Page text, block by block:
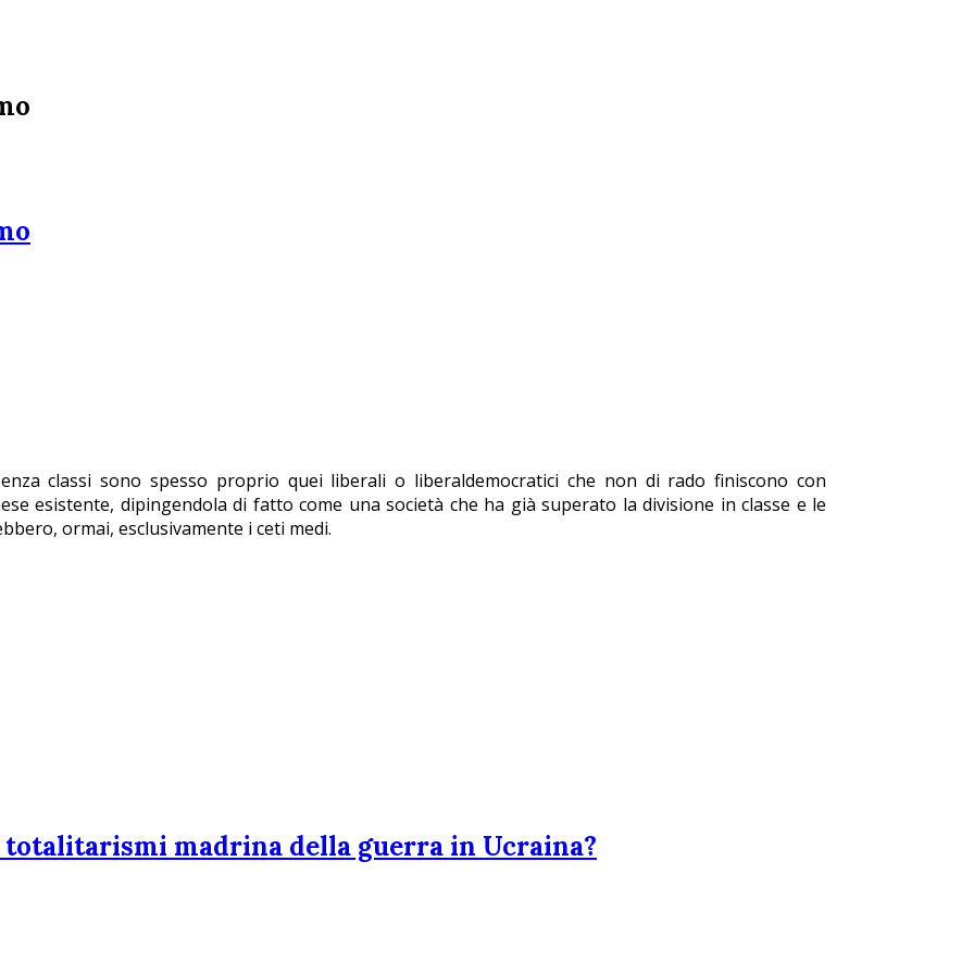
classi sono spesso proprio quei liberali o liberaldemocratici che non di rado finiscono con
esistente, dipingendola di fatto come una società che ha già superato la divisione in classe e le
ormai, esclusivamente i ceti medi.
totalitarismi madrina della guerra in Ucraina?